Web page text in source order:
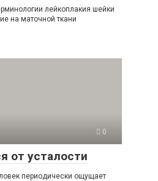
лейкоплакия шейки
на маточной ткани
0
от усталости
периодически ощущает